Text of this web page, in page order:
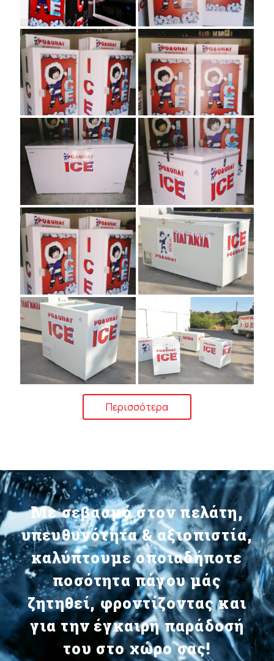
Περισσότερα
Με σεβασμό στον πελάτη,
υπευθυνότητα & αξιοπιστία,
καλύπτουμε οποιαδήποτε
ποσότητα πάγου μάς
ζητηθεί, φροντίζοντας και
για την έγκαιρη παράδοσή
του στο χώρο σας!